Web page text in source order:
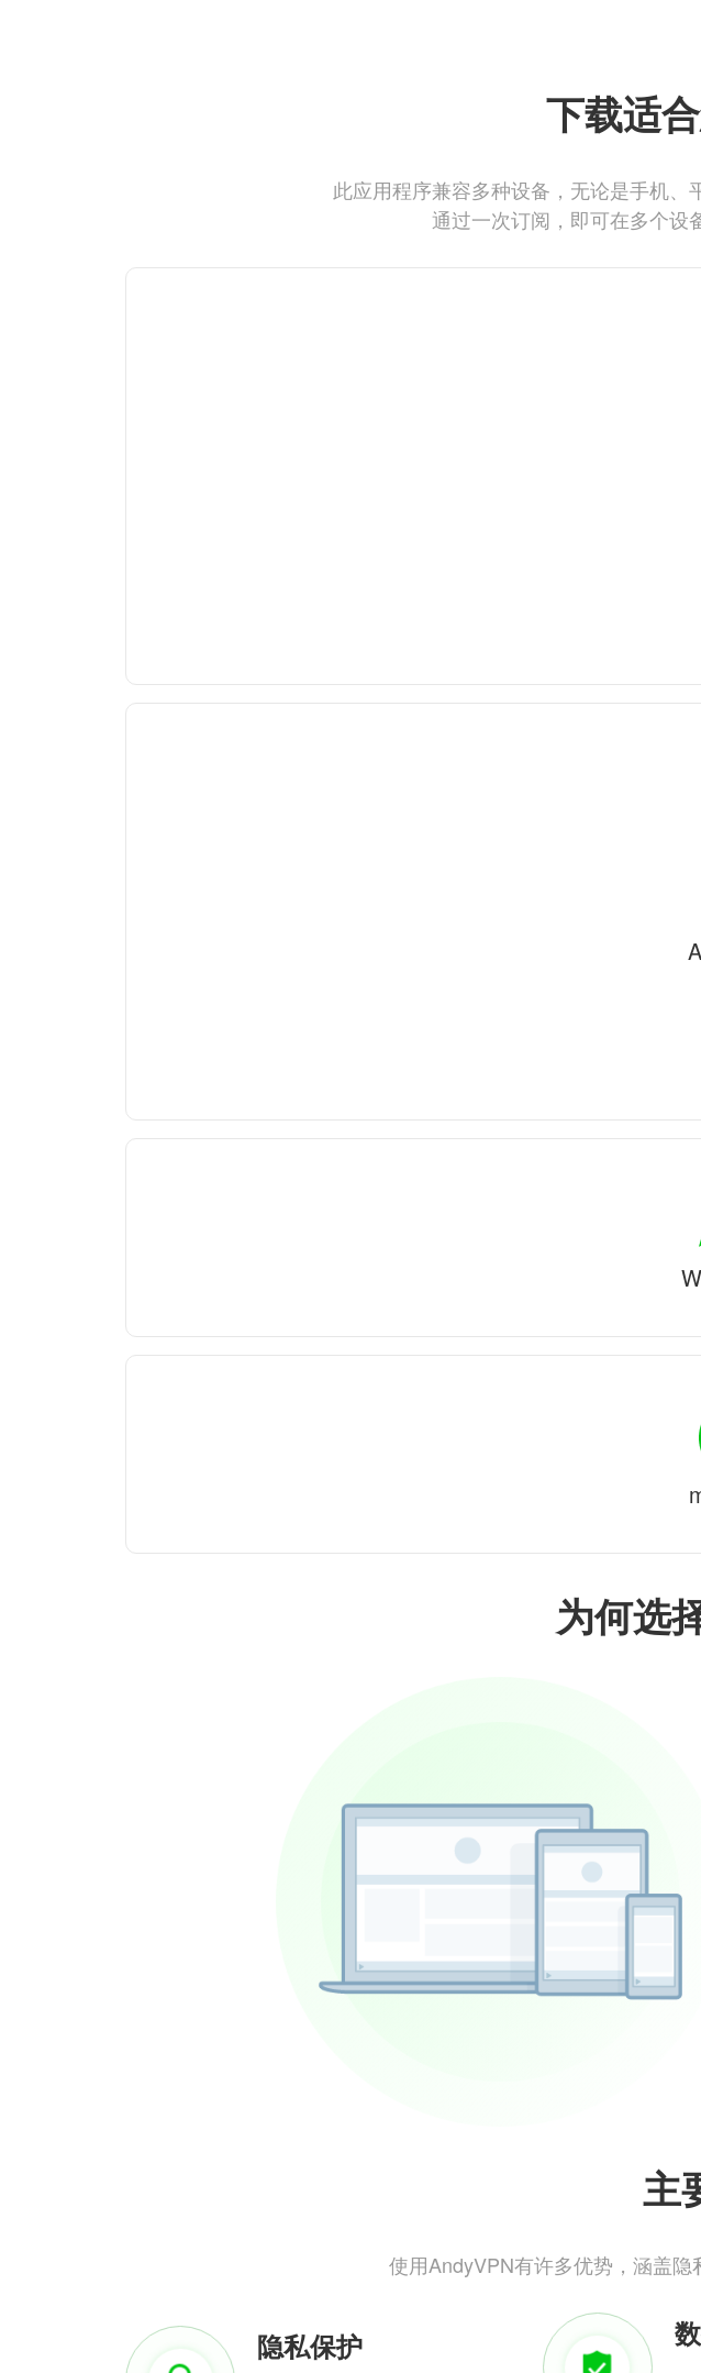
为何选
主
使用AndyVPN有许多优势，涵盖
隐私保护
下载适
此应用程序兼容多种设备，无论是手机、
通过一次订阅，即可在多个设